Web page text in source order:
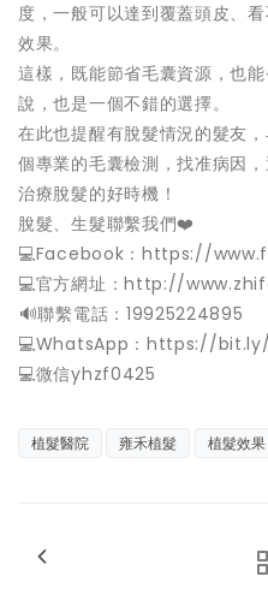
度，一般可以達到覆蓋頭皮、
效果。
這樣，既能節省毛囊資源，也
說，也是一個不錯的選擇。
在此也提醒有脫髮情況的髮友
個專業的毛囊檢測，找准病因
治療脫髮的好時機！
脫髮、生髮聯繫我們❤️
💻Facebook：https://
💻官方網址：http://
️🔊聯繫電話：19925224895
💻WhatsApp：https://
💻微信yhzf0425
植髮醫院 雍禾植髮 植髮效果